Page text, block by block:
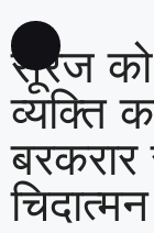
सूरज
व्यक्ति
बरकरार